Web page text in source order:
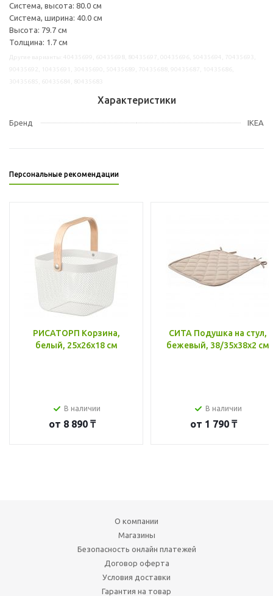
Система, высота: 80.0 см
Система, ширина: 40.0 см
Высота: 79.7 см
Толщина: 1.7 см
Характеристики
Бренд IKEA
Персональные рекомендации
РИСАТОРП Корзина,
белый, 25x26x18 см
В наличии
от 8 890 ₸
СИТА Подушка на стул,
бежевый, 38/35x38x2 см
В наличии
от 1 790 ₸
О компании
Магазины
Безопасность онлайн платежей
Договор оферта
Условия доставки
Гарантия на товар